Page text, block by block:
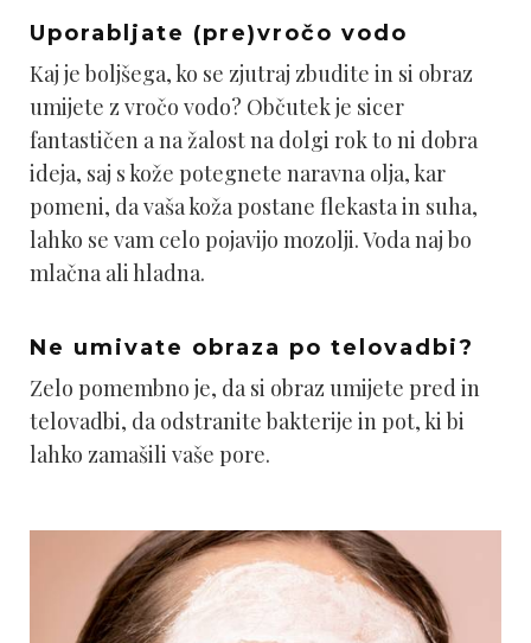
Uporabljate (pre)vročo vodo
Kaj je boljšega, ko se zjutraj zbudite in si obraz
umijete z vročo vodo? Občutek je sicer
fantastičen a na žalost na dolgi rok to ni dobra
ideja, saj s kože potegnete naravna olja, kar
pomeni, da vaša koža postane flekasta in suha,
lahko se vam celo pojavijo mozolji. Voda naj bo
mlačna ali hladna.
Ne umivate obraza po telovadbi?
Zelo pomembno je, da si obraz umijete pred in
telovadbi, da odstranite bakterije in pot, ki bi
lahko zamašili vaše pore.